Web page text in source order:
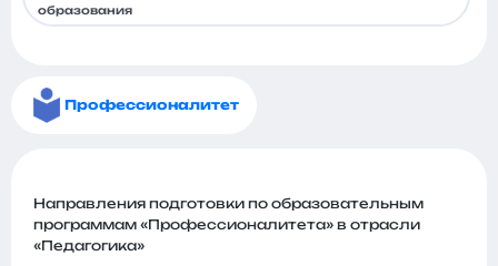
образования
Профессионалитет
Направления подготовки по образовательным
программам «Профессионалитета» в отрасли
«Педагогика»